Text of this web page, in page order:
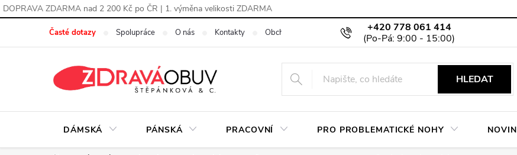
DOPRAVA ZDARMA nad 2 200 Kč po ČR | 1. výměna velikosti ZDARMA
+420 778 061 414
Časté dotazy Spolupráce O nás Kontakty Obchodní podmínky Podmínky ochrany osobních údajů
HLEDAT
DÁMSKÁ PÁNSKÁ PRACOVNÍ PRO PROBLEMATICKÉ NOHY